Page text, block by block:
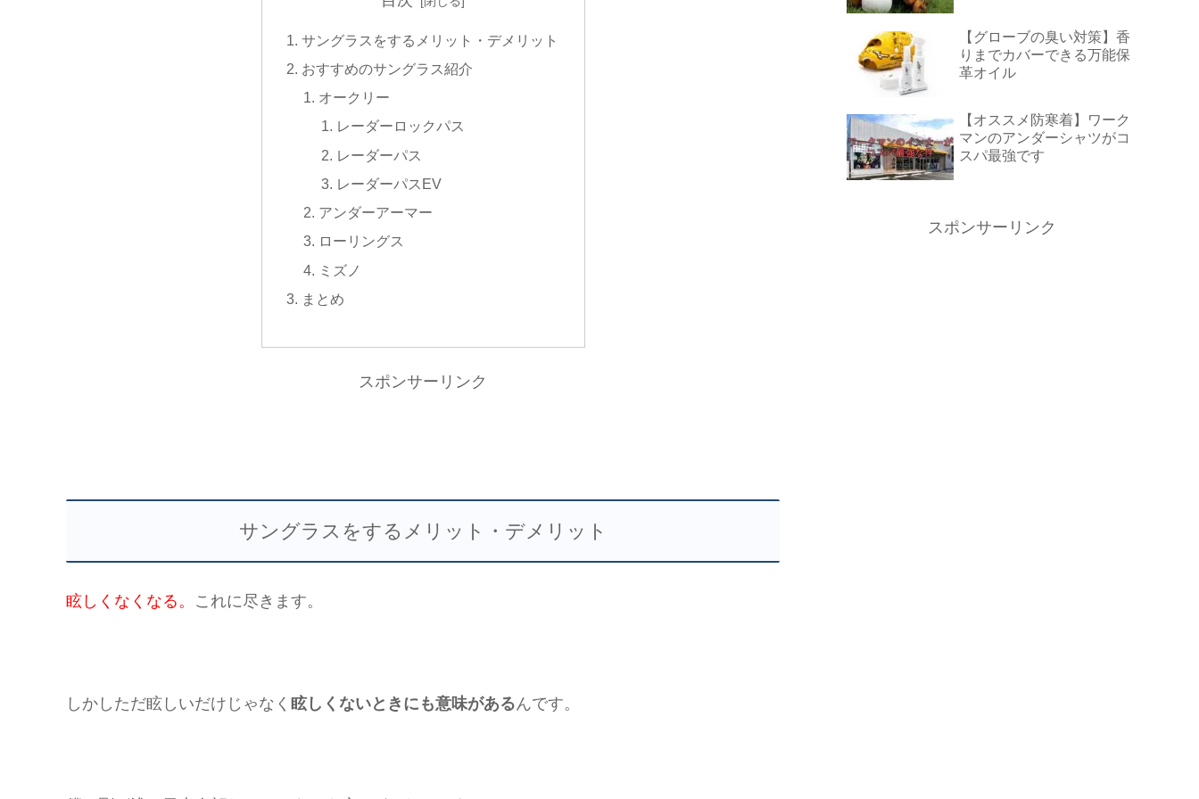
サングラスをするメリット・デメリット
おすすめのサングラス紹介
オークリー
レーダーロックパス
レーダーパス
レーダーパスEV
アンダーアーマー
ローリングス
ミズノ
まとめ
スポンサーリンク
サングラスをするメリット・デメリット
眩しくなくなる。 これに尽きます。
しかしただ眩しいだけじゃなく 眩しくないときにも意味があるんです。
【グローブの臭い対策】香
りまでカバーできる万能保
革オイル
【オススメ防寒着】ワーク
マンのアンダーシャツがコ
スパ最強です
スポンサーリンク